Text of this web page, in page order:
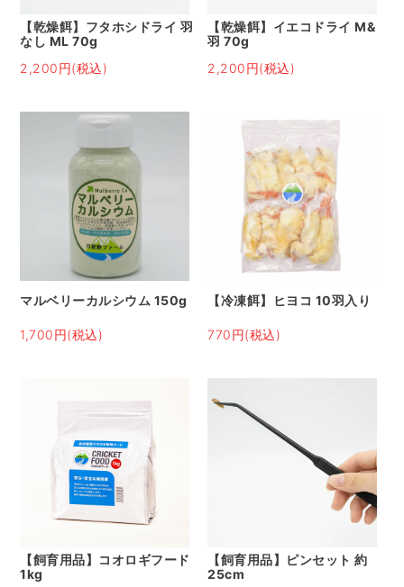
【乾燥餌】フタホシドライ 羽
なし ML 70g
2,200円(税込)
【乾燥餌】イエコドライ M&
羽 70g
2,200円(税込)
マルベリーカルシウム 150g
1,700円(税込)
【冷凍餌】ヒヨコ 10羽入り
770円(税込)
【飼育用品】コオロギフード
1kg
【飼育用品】ピンセット 約
25cm